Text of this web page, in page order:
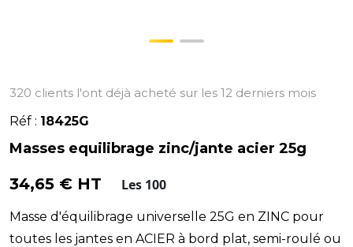
320 clients l'ont déjà acheté sur les 12 derniers mois
Réf : 18425G
Masses equilibrage zinc/jante acier 25g
34,65 € HT Les 100
Masse d'équilibrage universelle 25G en ZINC pour
toutes les jantes en ACIER à bord plat, semi-roulé ou